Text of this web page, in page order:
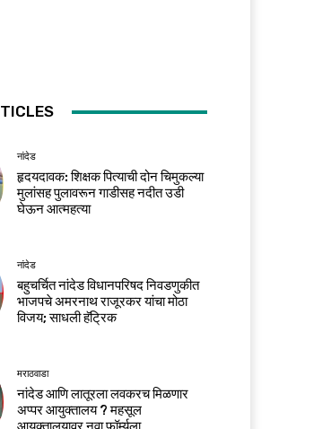
नांदेड
हृदयदावक: शिक्षक पित्याची दोन चिमुकल्या
मुलांसह पुलावरून गाडीसह नदीत उडी
घेऊन आत्महत्या
नांदेड
बहुचर्चित नांदेड विधानपरिषद निवडणुकीत
भाजपचे अमरनाथ राजूरकर यांचा मोठा
विजय; साधली हॅट्रिक
मराठवाडा
नांदेड आणि लातूरला लवकरच मिळणार
अप्पर आयुक्तालय ? महसूल